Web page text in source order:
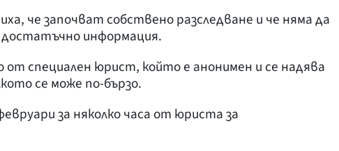
че започват собствено разследване и че няма да
информация.
от специален юрист, който е анонимен и се надява
се може по-бързо.
за няколко часа от юриста за